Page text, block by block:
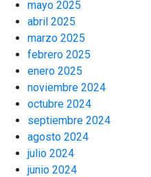
mayo 2025
abril 2025
marzo 2025
febrero 2025
enero 2025
noviembre 2024
octubre 2024
septiembre 2024
agosto 2024
julio 2024
junio 2024